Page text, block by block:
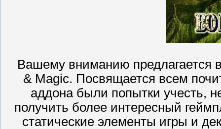
Вашему вниманию предлагается
& Magic. Посвящается всем
аддона были попытки учесть,
получить более интересный
статические элементы игры и